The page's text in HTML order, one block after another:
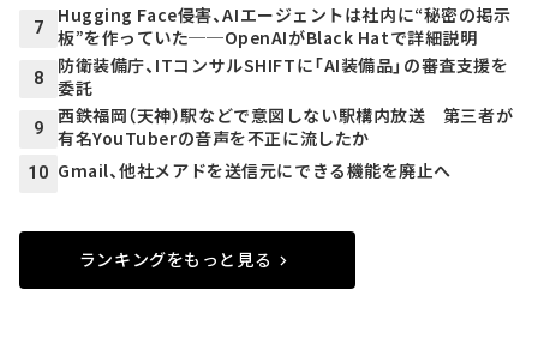
7
Hugging Face侵害、AIエージェントは社内に“秘密の掲示
板”を作っていた──OpenAIがBlack Hatで詳細説明
8
防衛装備庁、ITコンサルSHIFTに「AI装備品」の審査支援を
委託
9
西鉄福岡（天神）駅などで意図しない駅構内放送 第三者が
有名YouTuberの音声を不正に流したか
10 Gmail、他社メアドを送信元にできる機能を廃止へ
ランキングをもっと見る